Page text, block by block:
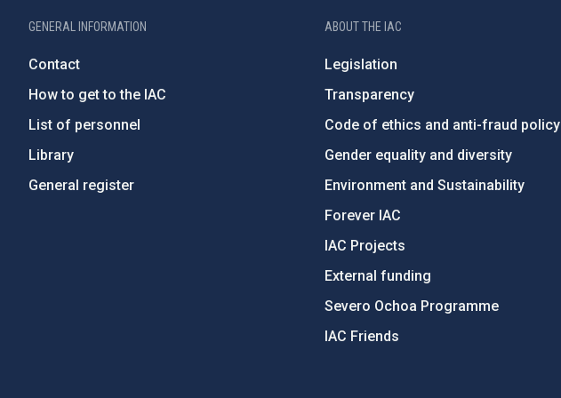
GENERAL INFORMATION
Contact
How to get to the IAC
List of personnel
Library
General register
ABOUT THE IAC
Legislation
Transparency
Code of ethics and anti-fraud policy
Gender equality and diversity
Environment and Sustainability
Forever IAC
IAC Projects
External funding
Severo Ochoa Programme
IAC Friends